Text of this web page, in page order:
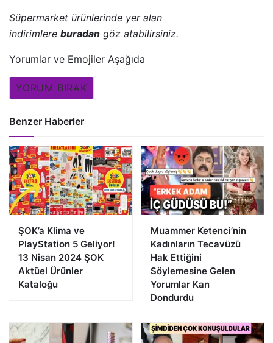
Süpermarket ürünlerinde yer alan
indirimlere buradan göz atabilirsiniz.
Yorumlar ve Emojiler Aşağıda
YORUM BIRAK
Benzer Haberler
ŞOK’a Klima ve
PlayStation 5 Geliyor!
13 Nisan 2024 ŞOK
Aktüel Ürünler
Kataloğu
Muammer Ketenci’nin
Kadınların Tecavüzü
Hak Ettiğini
Söylemesine Gelen
Yorumlar Kan
Dondurdu